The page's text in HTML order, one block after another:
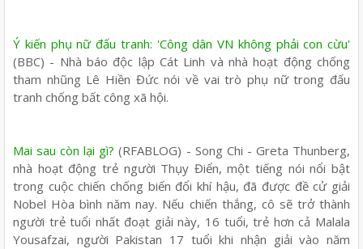
Ý kiến phụ nữ đấu tranh: 'Công dân VN không phải con cừu'
(BBC) - Nhà báo độc lập Cát Linh và nhà hoạt động chống
tham nhũng Lê Hiền Đức nói về vai trò phụ nữ trong đấu
tranh chống bất công xã hội.
Mai sau còn lại gì? (RFABLOG) - Song Chi - Greta Thunberg,
nhà hoạt động trẻ người Thụy Điển, một tiếng nói nổi bật
trong cuộc chiến chống biến đổi khí hậu, đã được đề cử giải
Nobel Hòa bình năm nay. Nếu chiến thắng, cô sẽ trở thành
người trẻ tuổi nhất đoạt giải này, 16 tuổi, trẻ hơn cả Malala
Yousafzai, người Pakistan 17 tuổi khi nhận giải vào năm